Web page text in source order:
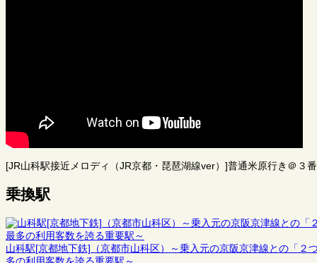
[JR山科駅接近メロディ（JR京都・琵琶湖線ver）]普通米原行き＠３
乗換駅
山科駅[京都地下鉄]（京都市山科区）～乗入元の京阪京津線との「２
多の利用客数を誇る重要駅～